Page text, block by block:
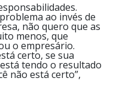
ao invés de
não quero que as
menos, que
o empresário.
certo, se sua
tendo o resultado
não está certo”,